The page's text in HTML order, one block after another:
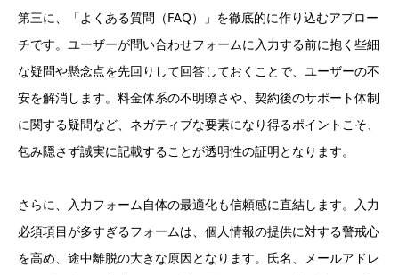
第三に、「よくある質問（FAQ）」を徹底的に作り込むアプロー
チです。ユーザーが問い合わせフォームに入力する前に抱く些細
な疑問や懸念点を先回りして回答しておくことで、ユーザーの不
安を解消します。料金体系の不明瞭さや、契約後のサポート体制
に関する疑問など、ネガティブな要素になり得るポイントこそ、
包み隠さず誠実に記載することが透明性の証明となります。
さらに、入力フォーム自体の最適化も信頼感に直結します。入力
必須項目が多すぎるフォームは、個人情報の提供に対する警戒心
を高め、途中離脱の大きな原因となります。氏名、メールアドレ